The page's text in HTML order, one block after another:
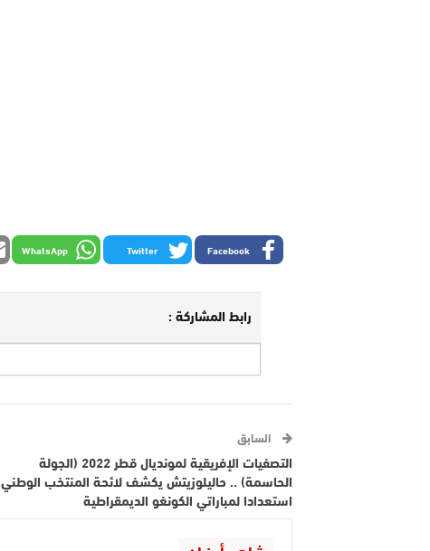
Facebook
Twitter
WhatsApp
رابط المشاركة :
السابق
التصفيات الإفريقية لمونديال قطر 2022 (الجولة
الحاسمة) .. حاليلوزيتش يكشف لائحة المنتخب الوطني
استعدادا لمباراتي الكونغو الديمقراطية